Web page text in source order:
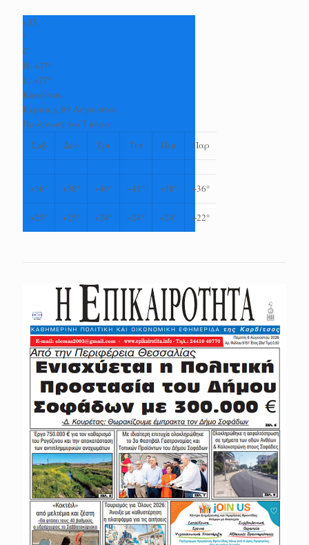
+35
°
C
H: +37°
L: +27°
Καρδίτσα
Κυριακή, 09 Αύγουστος
Πρόγνωση για 7 μέρες
Σαβ
Δευ Τρι Τετ Πεμ Παρ
+36° +38° +40° +41° +38° +36°
+25° +25° +24° +24° +24° +22°